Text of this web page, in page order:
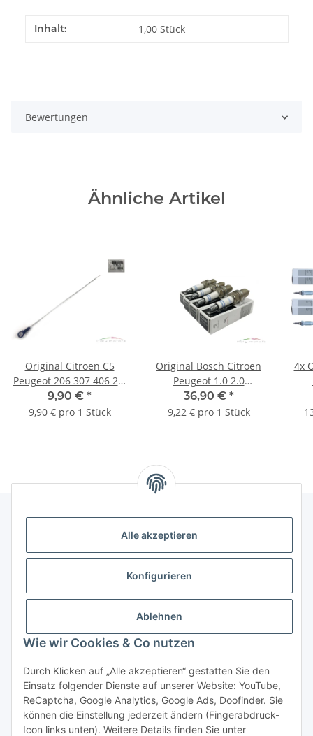
Alle akzeptieren
Konfigurieren
Ablehnen
Wie wir Cookies & Co nutzen
Durch Klicken auf „Alle akzeptieren“ gestatten Sie den
Einsatz folgender Dienste auf unserer Website: YouTube,
ReCaptcha, Google Analytics, Google Ads, Doofinder. Sie
können die Einstellung jederzeit ändern (Fingerabdruck-
Icon links unten). Weitere Details finden Sie unter
Produkteigenschaft
Wert
Inhalt: 1,00 Stück
Bewertungen
Ähnliche Artikel
Original Citroen C5
Peugeot 206 307 406 2.0
HDI Ölpeilstab
Ölmessstab 1174.61
9,90 € *
9,90 € pro 1 Stück
Original Bosch Citroen
Peugeot 1.0 2.0
Zündkerzen 4 Stück
9639814380 1632745480
36,90 € *
9,22 € pro 1 Stück
4x
Widerrufsbutton